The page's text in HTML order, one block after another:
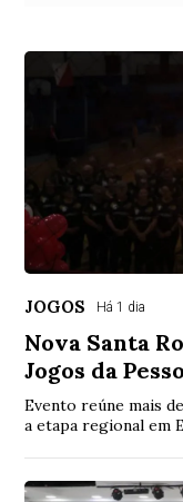
JOGOS Há 1 dia
Nova Santa
Jogos da
Evento reúne mais
a etapa regional em